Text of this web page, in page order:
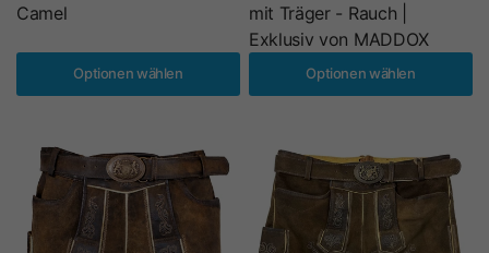
Camel
Optionen wählen
mit Träger - Rauch |
Exklusiv von MADDOX
Optionen wählen